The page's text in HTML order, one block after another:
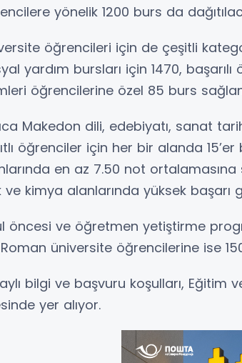
yönelik 1200 burs da
öğrencileri için de çeşitli
yardım bursları için 1470,
öğrencilerine özel 85 burs
Makedon dili, edebiyatı, sanat
öğrenciler için her bir alanda
en az 7.50 not
ve kimya alanlarında yüksek başarı
öncesi ve öğretmen yetiştirme
üniversite öğrencilerine ise
bilgi ve başvuru koşulları, Eğitim
yer alıyor.